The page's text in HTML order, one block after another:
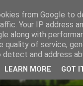
from Google to
Your IP address
along with
quality of service,
and address
LEARN MORE GOT